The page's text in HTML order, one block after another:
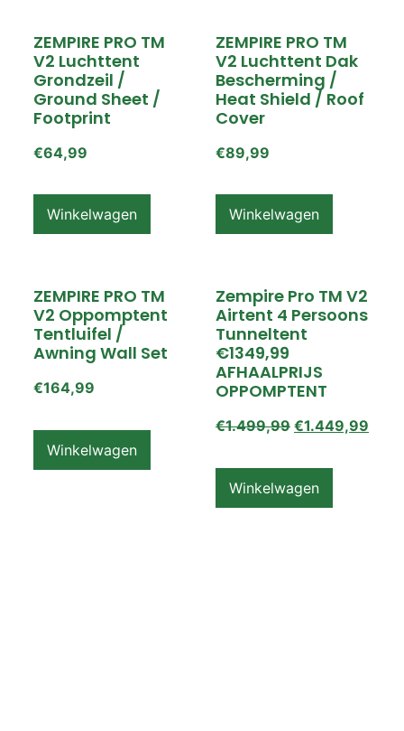
ZEMPIRE PRO TM
V2 Luchttent
Grondzeil /
Ground Sheet /
Footprint
€64,99
Winkelwagen
ZEMPIRE PRO TM
V2 Luchttent Dak
Bescherming /
Heat Shield / Roof
Cover
€89,99
Winkelwagen
ZEMPIRE PRO TM
V2 Oppomptent
Tentluifel /
Awning Wall Set
€164,99
Winkelwagen
Zempire Pro TM V2
Airtent 4 Persoons
Tunneltent
€1349,99
AFHAALPRIJS
OPPOMPTENT
€1.499,99 €1.449,99
Winkelwagen